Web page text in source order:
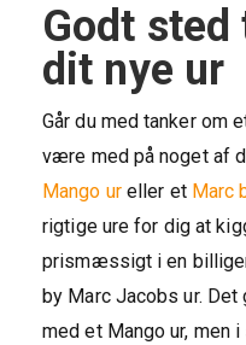
Godt
dit nye ur
Går du med tanker om
være med på noget af
Mango ureller et Marc
rigtige ure for dig at
prismæssigt i en
by Marc Jacobs ur. Det
med et Mango ur, men